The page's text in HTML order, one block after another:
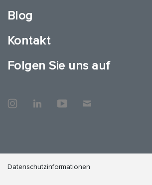
Blog
Kontakt
Folgen Sie uns auf
Datenschutzinformationen